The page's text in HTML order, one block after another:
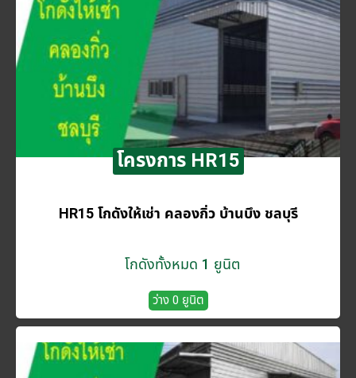
โครงการ HR15
HR15 โกดังให้เช่า คลองกิ่ว บ้านบึง ชลบุรี
โกดังทั้งหมด 1 ยูนิต
ว่าง 0 ยูนิต